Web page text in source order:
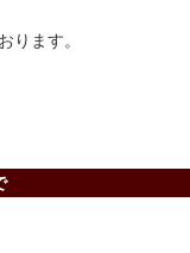
ります。